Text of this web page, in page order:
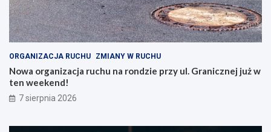
ORGANIZACJA RUCHU ZMIANY W RUCHU
Nowa organizacja ruchu na rondzie przy ul. Granicznej już w
ten weekend!
7 sierpnia 2026